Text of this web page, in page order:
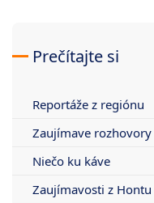
Prečítajte si
Reportáže z regiónu
Zaujímave rozhovory
Niečo ku káve
Zaujímavosti z Hontu